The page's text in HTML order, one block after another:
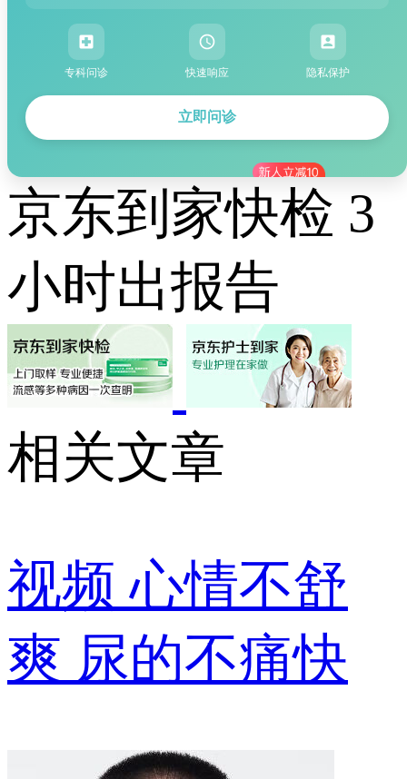
专科问诊 快速响应 隐私保护
立即问诊
京东到家快检 3
小时出报告
相关文章
视频 心情不舒
爽 尿的不痛快